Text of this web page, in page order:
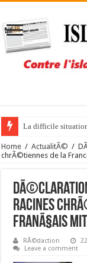
La difficile
Home / ActualitÃ© /
chrÃ©tiennes de la
racines
FranÃ§ais
RÃ©daction
Leave a comment